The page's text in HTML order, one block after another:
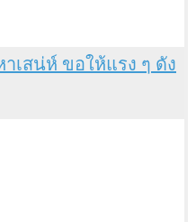
เสน่ห์ ขอให้แรง ๆ ดัง